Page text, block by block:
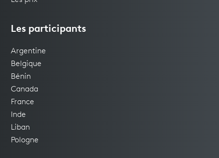
Les participants
Argentine
Belgique
Bénin
Canada
France
Inde
Liban
Pologne